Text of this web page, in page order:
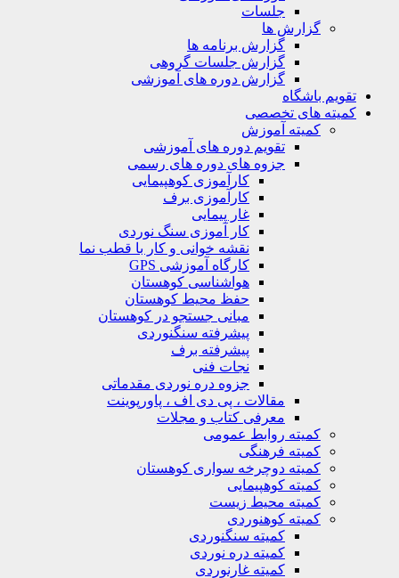
جلسات
گزارش ها
گزارش برنامه ها
گزارش جلسات گروهی
گزارش دوره های آموزشی
باشگاه
های تخصصی
کمیته آموزش
تقویم دوره های آموزشی
جزوه های دوره های رسمی
کارآموزی کوهپیمایی
کارآموزی برف
غار پیمایی
کار آموزی سنگ نوردی
نقشه خوانی و کار با قطب نما
کارگاه آموزشی GPS
هواشناسی کوهستان
حفظ محیط کوهستان
مبانی جستجو در کوهستان
پیشرفته سنگنوردی
پیشرفته برف
نجات فنی
جزوه دره نوردی مقدماتی
مقالات ، پی دی اف ، پاورپوینت
معرفی کتاب و مجلات
کمیته روابط عمومی
کمیته فرهنگی
کمیته دوچرخه سواری کوهستان
کمیته کوهپیمایی
کمیته محیط زیست
کمیته کوهنوردی
کمیته سنگنوردی
کمیته دره نوردی
کمیته غارنوردی